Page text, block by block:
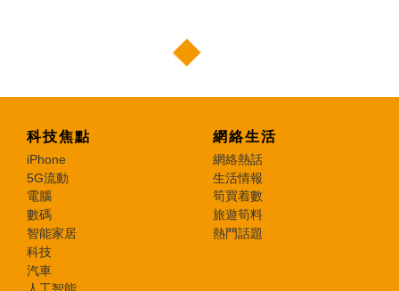
科技焦點
iPhone
5G流動
電腦
數碼
智能家居
科技
汽車
網絡生活
網絡熱話
生活情報
筍買着數
旅遊筍料
熱門話題